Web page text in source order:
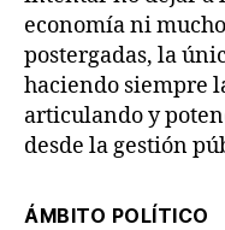
economía ni
postergadas, la
haciendo siempre
articulando y
desde la gestión
ÁMBITO POLÍTICO